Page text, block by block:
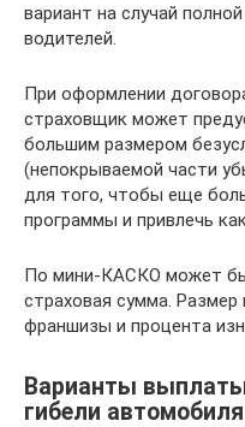
вариант на случай
водителей.
При оформлении
страховщик может
большим размером
(непокрываемой части
для того, чтобы еще
программы и привлечь
По мини-КАСКО может
страховая сумма.
франшизы и процента
Варианты
гибели автомобиля